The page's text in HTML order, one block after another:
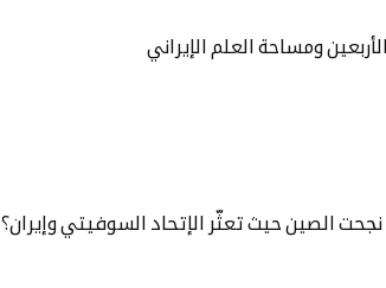
الأربعين ومساحة العلم الإيراني
نجحت الصين حيث تعثّر الإتحاد السوفيتي وإيران؟